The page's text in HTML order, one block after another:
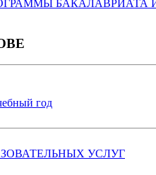
БАКАЛАВРИАТА
год
УСЛУГ